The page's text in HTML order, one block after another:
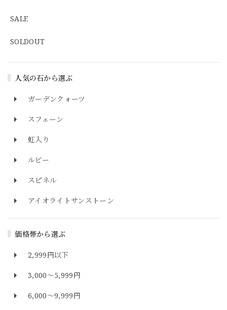
SALE
SOLDOUT
人気の石から選ぶ
ガーデンクォーツ
スフェーン
虹入り
ルビー
スピネル
アイオライトサンストーン
価格帯から選ぶ
2,999円以下
3,000～5,999円
6,000～9,999円